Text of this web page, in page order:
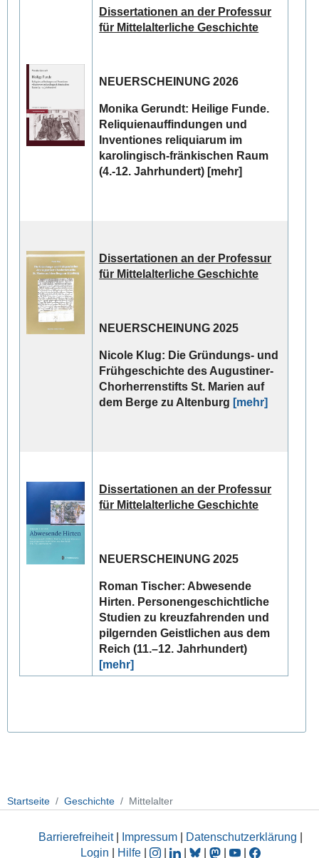
Dissertationen an der Professur
für Mittelalterliche Geschichte
NEUERSCHEINUNG 2026
Monika Gerundt: Heilige Funde.
Reliquienauffindungen und
Inventiones reliquiarum im
karolingisch-fränkischen Raum
(4.-12. Jahrhundert) [mehr]
Dissertationen an der Professur
für Mittelalterliche Geschichte
NEUERSCHEINUNG 2025
Nicole Klug: Die Gründungs- und
Frühgeschichte des Augustiner-
Chorherrenstifts St. Marien auf
dem Berge zu Altenburg [mehr]
Dissertationen an der Professur
für Mittelalterliche Geschichte
NEUERSCHEINUNG 2025
Roman Tischer: Abwesende
Hirten. Personengeschichtliche
Studien zu kreuzfahrenden und
pilgernden Geistlichen aus dem
Reich (11.–12. Jahrhundert)
[mehr]
Startseite Geschichte Mittelalter
Barrierefreiheit| Impressum Datenschutzerklärung
Login
Hilfe